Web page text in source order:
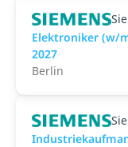
Elektroniker (w/
2027
Berlin